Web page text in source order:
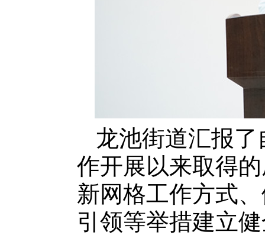
龙池街道汇报了
作开展以来取得
新网格工作方式
引领等举措建立